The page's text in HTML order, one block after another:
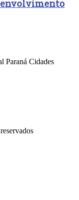
Paraná Cidades